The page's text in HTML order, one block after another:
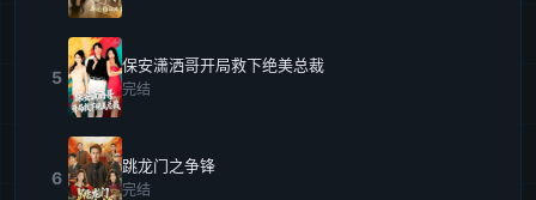
5
保安潇洒哥开局救下绝美总裁
完结
6
跳龙门之争锋
完结